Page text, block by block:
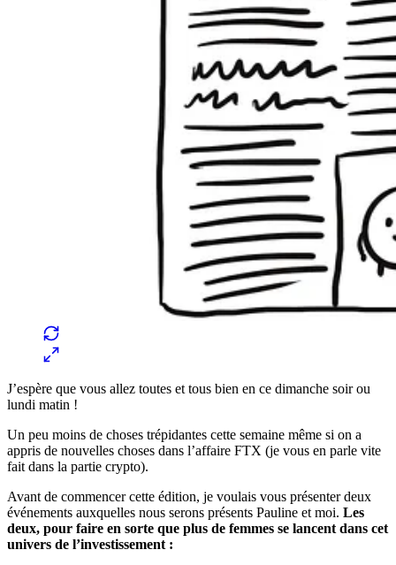
J’espère que vous allez toutes et tous bien en ce dimanche soir ou
lundi matin !
Un peu moins de choses trépidantes cette semaine même si on a
appris de nouvelles choses dans l’affaire FTX (je vous en parle vite
fait dans la partie crypto).
Avant de commencer cette édition, je voulais vous présenter deux
événements auxquelles nous serons présents Pauline et moi. Les
deux, pour faire en sorte que plus de femmes se lancent dans cet
univers de l’investissement :